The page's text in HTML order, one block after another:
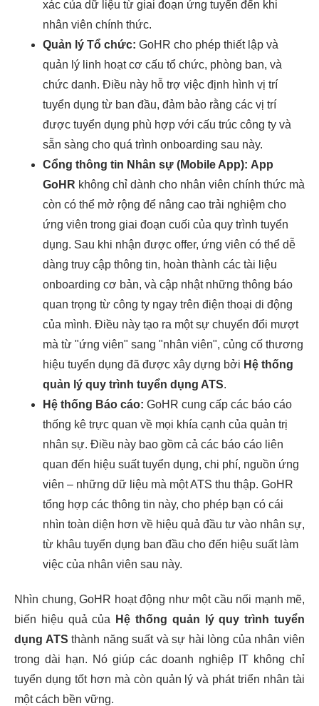
xác của dữ liệu từ giai đoạn ứng tuyển đến khi
nhân viên chính thức.
Quản lý Tổ chức: GoHR cho phép thiết lập và
quản lý linh hoạt cơ cấu tổ chức, phòng ban, và
chức danh. Điều này hỗ trợ việc định hình vị trí
tuyển dụng từ ban đầu, đảm bảo rằng các vị trí
được tuyển dụng phù hợp với cấu trúc công ty và
sẵn sàng cho quá trình onboarding sau này.
Cổng thông tin Nhân sự (Mobile App): App
GoHR không chỉ dành cho nhân viên chính thức mà
còn có thể mở rộng để nâng cao trải nghiệm cho
ứng viên trong giai đoạn cuối của quy trình tuyển
dụng. Sau khi nhận được offer, ứng viên có thể dễ
dàng truy cập thông tin, hoàn thành các tài liệu
onboarding cơ bản, và cập nhật những thông báo
quan trọng từ công ty ngay trên điện thoại di động
của mình. Điều này tạo ra một sự chuyển đổi mượt
mà từ "ứng viên" sang "nhân viên", củng cố thương
hiệu tuyển dụng đã được xây dựng bởi Hệ thống
quản lý quy trình tuyển dụng ATS.
Hệ thống Báo cáo: GoHR cung cấp các báo cáo
thống kê trực quan về mọi khía cạnh của quản trị
nhân sự. Điều này bao gồm cả các báo cáo liên
quan đến hiệu suất tuyển dụng, chi phí, nguồn ứng
viên – những dữ liệu mà một ATS thu thập. GoHR
tổng hợp các thông tin này, cho phép bạn có cái
nhìn toàn diện hơn về hiệu quả đầu tư vào nhân sự,
từ khâu tuyển dụng ban đầu cho đến hiệu suất làm
việc của nhân viên sau này.
Nhìn chung, GoHR hoạt động như một cầu nối mạnh mẽ,
biến hiệu quả của
Hệ thống quản lý quy trình tuyển
dụng ATS thành năng suất và sự hài lòng của nhân viên
trong dài hạn. Nó giúp các doanh nghiệp IT không chỉ
tuyển dụng tốt hơn mà còn quản lý và phát triển nhân tài
một cách bền vững.